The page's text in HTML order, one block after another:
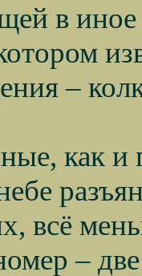
в
–
как и
всё
–